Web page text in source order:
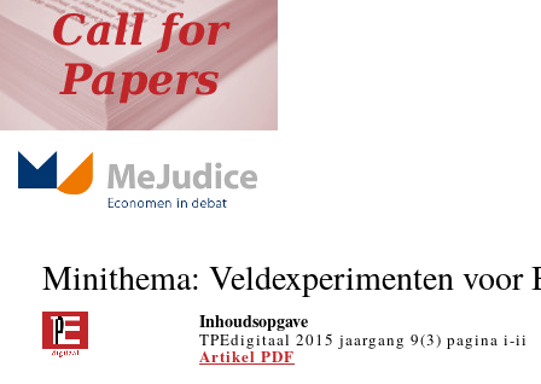
Minithema: Veldexperimenten voor
Inhoudsopgave
TPEdigitaal 2015 jaargang 9(3) pagina i-ii
Artikel PDF